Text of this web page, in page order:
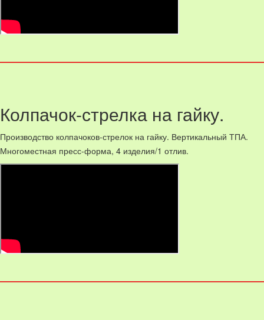
Колпачок-стрелка на гайку.
Производство колпачоков-стрелок на гайку. Вертикальный ТПА.
Многоместная пресс-форма, 4 изделия/1 отлив.